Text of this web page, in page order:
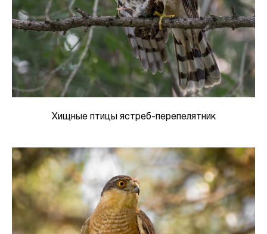
Хищные птицы ястреб-перепелятник